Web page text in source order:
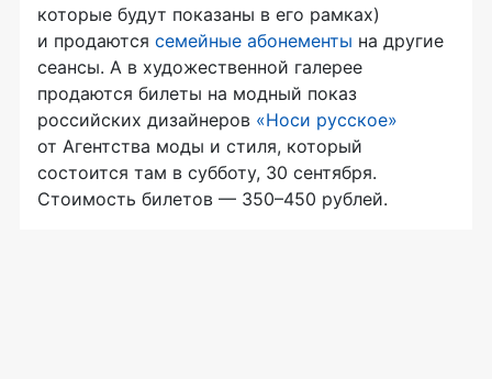
которые будут показаны в его рамках)
и продаются семейные абонементы на другие
сеансы. А в художественной галерее
продаются билеты на модный показ
российских дизайнеров «Носи русское»
от Агентства моды и стиля, который
состоится там в субботу, 30 сентября.
Стоимость билетов — 350–450 рублей.